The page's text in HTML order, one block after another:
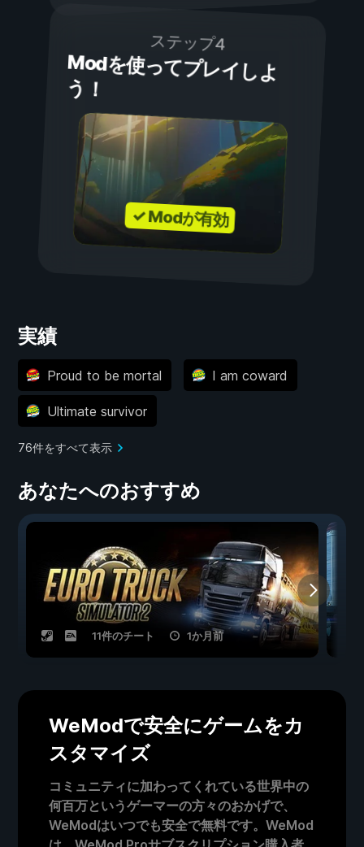
ステップ4
Modを使ってプレイしよ
う！
✓ Modが有効
実績
Proud to be mortal I am coward
Ultimate survivor
76件をすべて表示
あなたへのおすすめ
11件のチート 1か月前
WeModで安全にゲームをカ
スタマイズ
コミュニティに加わってくれている世界中の
何百万というゲーマーの方々のおかげで、
WeModはいつでも安全で無料です。WeMod